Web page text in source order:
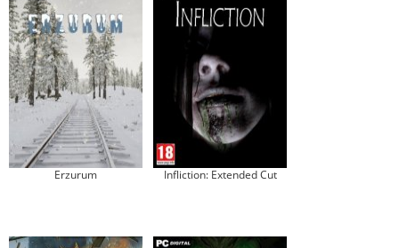
Erzurum Infliction: Extended Cut